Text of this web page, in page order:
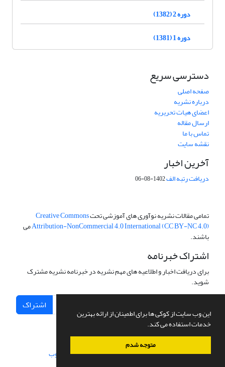
این وب سایت از کوکی ها برای اطمینان از ارائه بهترین
خدمات استفاده می کند.
متوجه شدم
دوره 2 (1382)
دوره 1 (1381)
دسترسی سریع
صفحه اصلی
درباره نشریه
اعضای هیات تحریریه
ارسال مقاله
تماس با ما
نقشه سایت
آخرین اخبار
دریافت رتبه الف1402-08-06
تمامی مقالات نشریه نوآوری های آموزشی تحتCreative Commons
Attribution-NonCommercial 4.0 International (CC BY-NC 4.0)می
باشند.
اشتراک خبرنامه
برای دریافت اخبار و اطلاعیه های مهم نشریه در خبرنامه نشریه مشترک
شوید.
اشتراک
سامانه مدیریت نشریات علمی.طراحی و پیاده سازی از سیناوب